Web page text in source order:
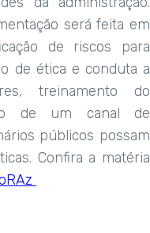
será feita em
de riscos para
de ética e conduta a
treinamento do
de um canal de
públicos possam
Confira a matéria